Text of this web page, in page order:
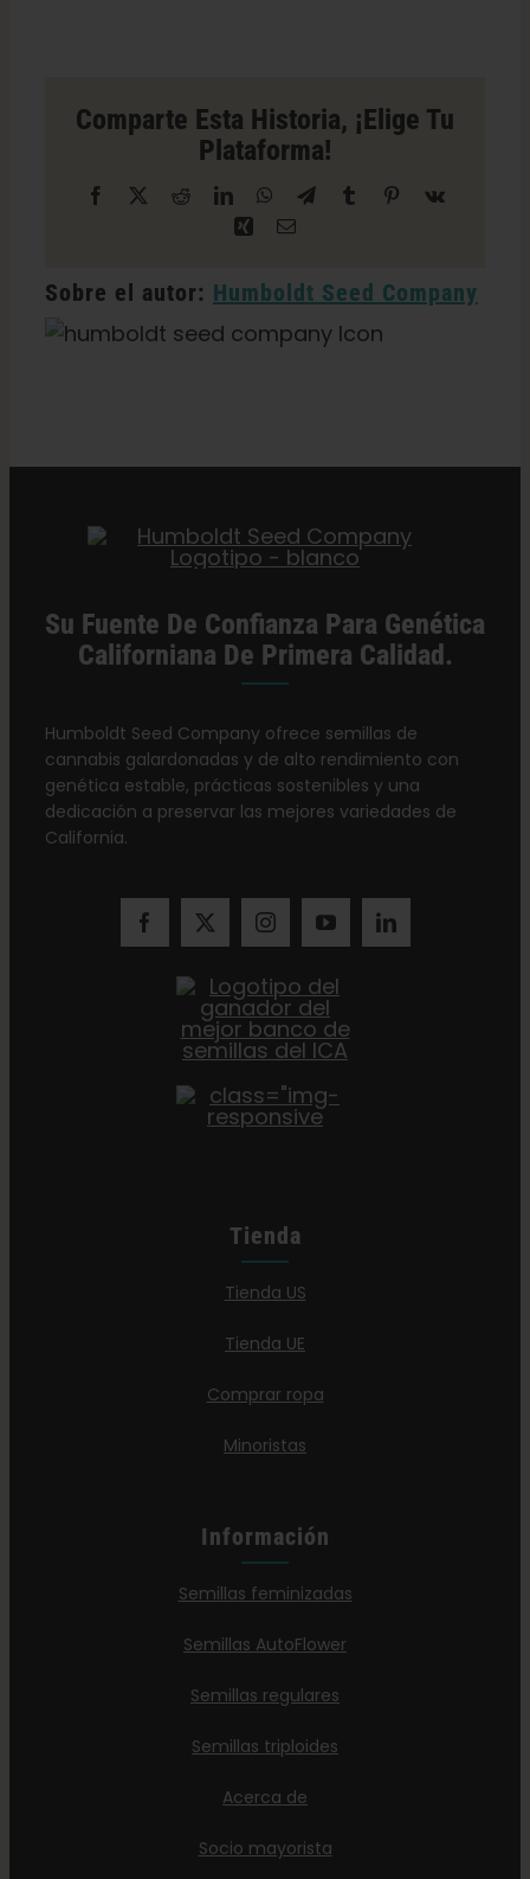
Comparte Esta Historia, ¡elige Tu
Plataforma!
Facebook RedditLinkedInWhatsAppTelegrama
Tumblr Pinterest
Vk
Xing Correo
Sobre el autor: Humboldt Seed Company
Su Fuente De Confianza Para Genética
Californiana De Primera Calidad.
Humboldt Seed Company ofrece semillas de
cannabis galardonadas y de alto rendimiento con
genética estable, prácticas sostenibles y una
dedicación a preservar las mejores variedades de
California.
Tienda
Tienda US
Tienda UE
Comprar ropa
Minoristas
Información
Semillas feminizadas
Semillas AutoFlower
Semillas regulares
Semillas triploides
Acerca de
Socio mayorista